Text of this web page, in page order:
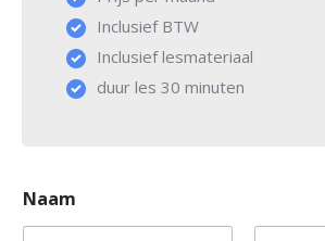
Inclusief BTW
Inclusief lesmateriaal
duur les 30 minuten
Naam